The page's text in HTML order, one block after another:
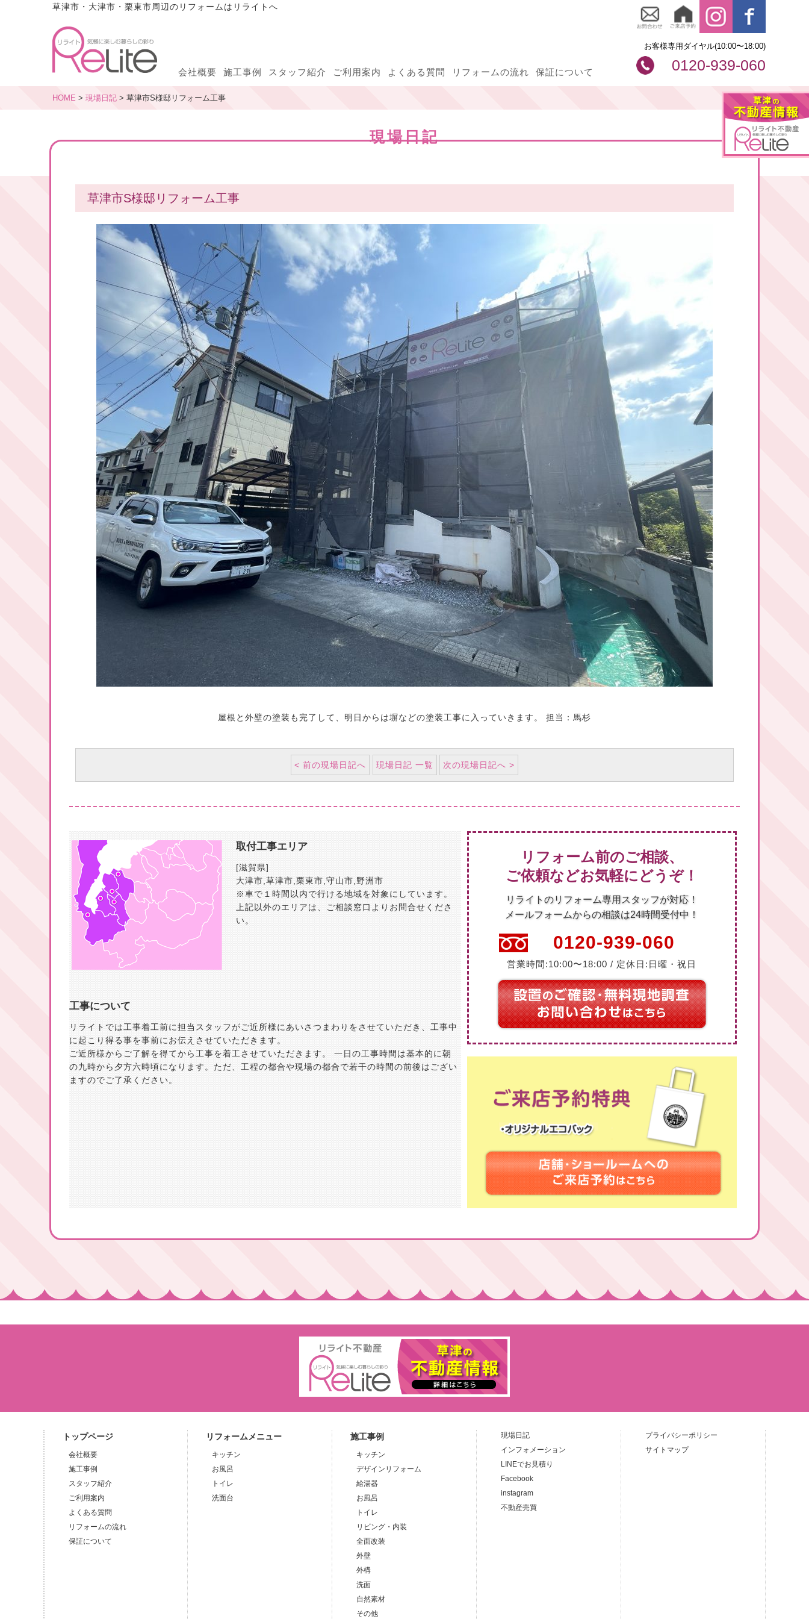
草津市・大津市・栗東市周辺のリフォームはリライトへ
会社概要 施工事例 スタッフ紹介 ご利用案内 よくある質問 リフォームの流れ 保証について
お客様専用ダイヤル(10:00〜18:00)
0120-939-060
HOME > 現場日記 > 草津市S様邸リフォーム工事
現場日記
草津市S様邸リフォーム工事
屋根と外壁の塗装も完了して、明日からは塀などの塗装工事に入っていきます。 担当：馬杉
< 前の現場日記へ 現場日記 一覧 次の現場日記へ >
取付工事エリア
[滋賀県]
大津市 ,草津市 ,栗東市 ,守山市 野洲市
※車で１時間以内で行ける地域を対象にしています。
上記以外のエリアは、ご相談窓口よりお問合せくださ
い。
工事について
リライトでは工事着工前に担当スタッフがご近所様にあいさつまわりをさせていただき、工事中
に起こり得る事を事前にお伝えさせていただきます。
ご近所様からご了解を得てから工事を着工させていただきます。 一日の工事時間は基本的に朝
の九時から夕方六時頃になります。ただ、工程の都合や現場の都合で若干の時間の前後はござい
ますのでご了承ください。
リフォーム前のご相談、
ご依頼などお気軽にどうぞ！
リライトのリフォーム専用スタッフが対応！
メールフォームからの相談は24時間受付中！
0120-939-060
営業時間:10:00〜18:00 / 定休日:日曜・祝日
トップページ
会社概要
施工事例
スタッフ紹介
ご利用案内
よくある質問
リフォームの流れ
保証について
リフォームメニュー
キッチン
お風呂
トイレ
洗面台
施工事例
キッチン
デザインリフォーム
給湯器
お風呂
トイレ
リビング・内装
全面改装
外壁
外構
洗面
自然素材
その他
現場日記
インフォメーション
LINEでお見積り
Facebook
instagram
不動産売買
プライバシーポリシー
サイトマップ